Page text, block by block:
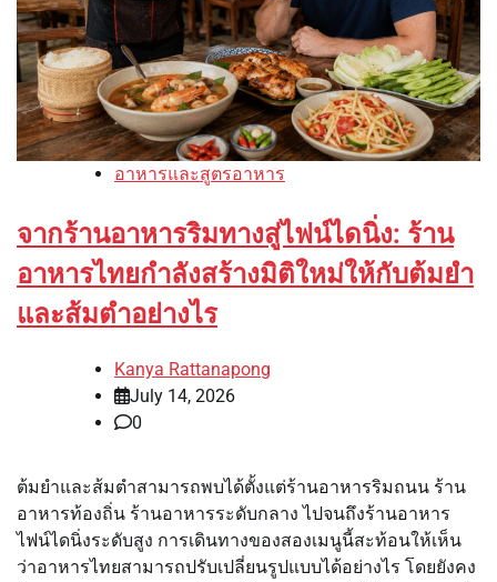
อาหารและสูตรอาหาร
จากร้านอาหารริมทางสู่ไฟน์ไดนิ่ง: ร้าน
อาหารไทยกำลังสร้างมิติใหม่ให้กับต้มยำ
และส้มตำอย่างไร
Kanya Rattanapong
July 14, 2026
0
ต้มยำและส้มตำสามารถพบได้ตั้งแต่ร้านอาหารริมถนน ร้าน
อาหารท้องถิ่น ร้านอาหารระดับกลาง ไปจนถึงร้านอาหาร
ไฟน์ไดนิ่งระดับสูง การเดินทางของสองเมนูนี้สะท้อนให้เห็น
ว่าอาหารไทยสามารถปรับเปลี่ยนรูปแบบได้อย่างไร โดยยังคง